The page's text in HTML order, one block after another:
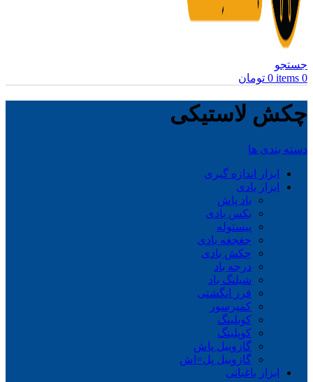
جستجو
0
items
0 تومان
چکش لاستیکی
دسته بندی ها
ابزار اندازه گیری
ابزار بادی
باد پاش
بکس بادی
پیستوله
جغجغه بادی
چکش بادی
درجه باد
شیلنگ باد
فرز انگشتی
کمپرسور
کوبلینگ
کوپلینگ
گازوییل پاش
گازوییل پل=اش
ابزار باغبانی